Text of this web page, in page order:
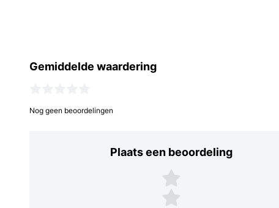
Gemiddelde waardering
Nog geen beoordelingen
Plaats een beoordeling
Plaats een beoordeling
5 sterren
4 sterren